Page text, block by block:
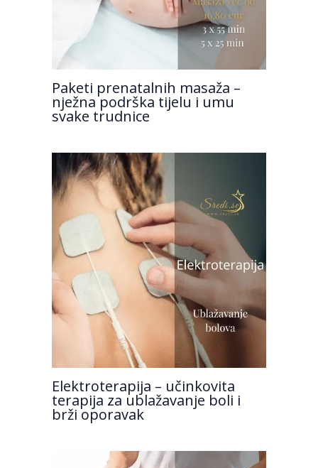
Paketi prenatalnih masaža –
nježna podrška tijelu i umu
svake trudnice
Elektroterapija – učinkovita
terapija za ublažavanje boli i
brži oporavak